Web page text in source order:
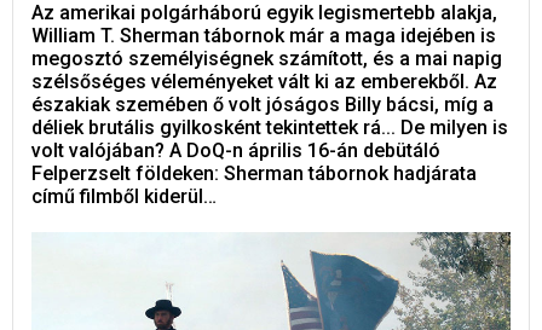
Az amerikai polgárháború egyik legismertebb alakja,
William T. Sherman tábornok már a maga idejében is
megosztó személyiségnek számított, és a mai napig
szélsőséges véleményeket vált ki az emberekből. Az
északiak szemében ő volt jóságos Billy bácsi, míg a
déliek brutális gyilkosként tekintettek rá... De milyen is
volt valójában? A DoQ-n április 16-án debütáló
Felperzselt földeken: Sherman tábornok hadjárata
című filmből kiderül…